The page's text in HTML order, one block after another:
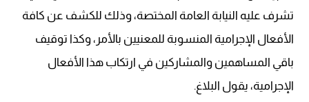
تشرف عليه النيابة العامة المختصة، وذلك للكشف عن كافة
الأفعال الإجرامية المنسوبة للمعنيين بالأمر، وكذا توقيف
باقي المساهمين والمشاركين في ارتكاب هذا الأفعال
الإجرامية، يقول البلاغ.